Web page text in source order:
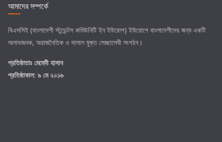
আমাদের সম্পর্কে
বিএসসিই (বাংলাদেশী স্টুডেন্টস কমিউনিটি ইন ইউরোপ) ইউরোপে বাংলাদেশীদের জন্য একটি
অলাভজনক, অরাজনৈতিক ও দালাল মুক্ত সেচ্ছাসেবী সংগঠন।
প্রতিষ্ঠাতাঃ মেহেদী হাসান
প্রতিষ্ঠাকাল: ৯ মে ২০১৬